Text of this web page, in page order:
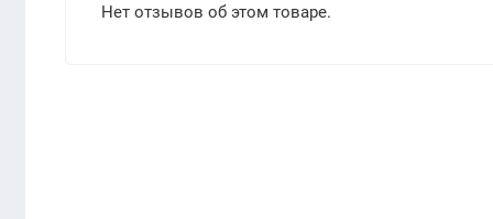
Нет отзывов об этом товаре.